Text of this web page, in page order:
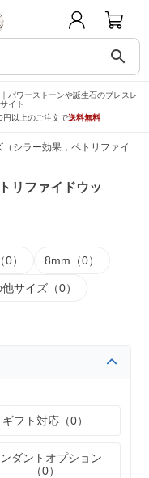
search
パワーストーンや誕生石のブレスレ
イト
円以上のご注文で送料無料
（シラー効果，ペトリファイド
リファイドウッ
） 8mm（0）
サイズ（0）
ギフト対応（0）
ダントオプション
（0）